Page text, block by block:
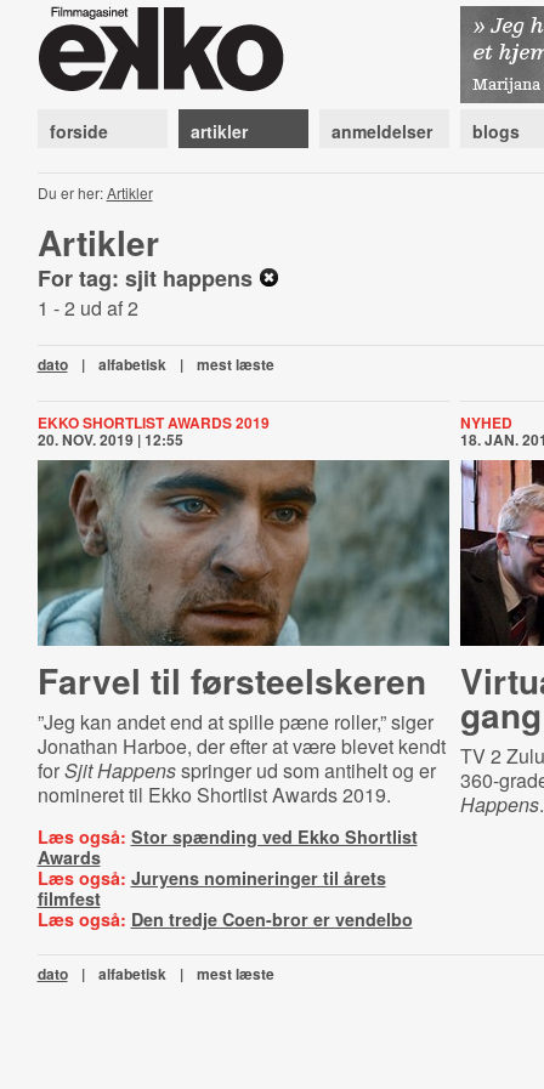
forside artikler anmeldelser blogs
Du er her:Artikler
Artikler
For tag: sjit happens
1 - 2 ud af 2
dato | alfabetisk | mest læste
EKKO SHORTLIST AWARDS 2019
20. NOV. 2019 | 12:55
Farvel til førsteelskeren
”Jeg kan andet end at spille pæne roller,” siger
Jonathan Harboe, der efter at være blevet kendt
forSjit Happensspringer ud som antihelt og er
nomineret til Ekko Shortlist Awards 2019.
Læs også: Stor spænding ved Ekko Shortlist
Awards
Læs også: Juryens nomineringer til årets
filmfest
Læs også: Den tredje Coen-bror er vendelbo
NYHED
18. JAN.
TV 2
360-
Happens.
dato | alfabetisk | mest læste